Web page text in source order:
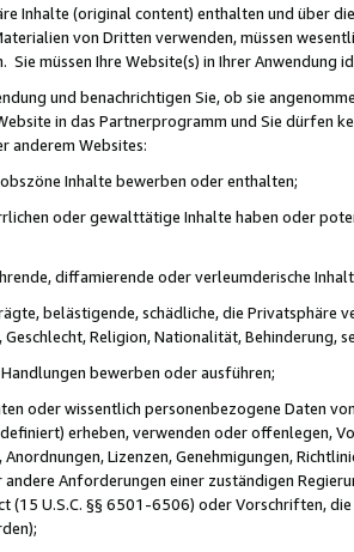
Inhalte (original content) enthalten und über
von Dritten verwenden, müssen
Sie müssen Ihre Website(s) in Ihrer Anwendung
und benachrichtigen Sie, ob sie
in das Partnerprogramm und Sie dürfen
anderem Websites:
Inhalte bewerben oder enthalten;
oder gewalttätige Inhalte haben oder
diffamierende oder verleumderische
belästigende, schädliche, die Privatsphäre
Religion, Nationalität, Behinderung,
bewerben oder ausführen;
oder wissentlich personenbezogene Daten
erheben, verwenden oder offenlegen,
Lizenzen, Genehmigungen,
andere Anforderungen einer zuständigen
(15 U.S.C. §§ 6501-6506) oder Vorschriften,